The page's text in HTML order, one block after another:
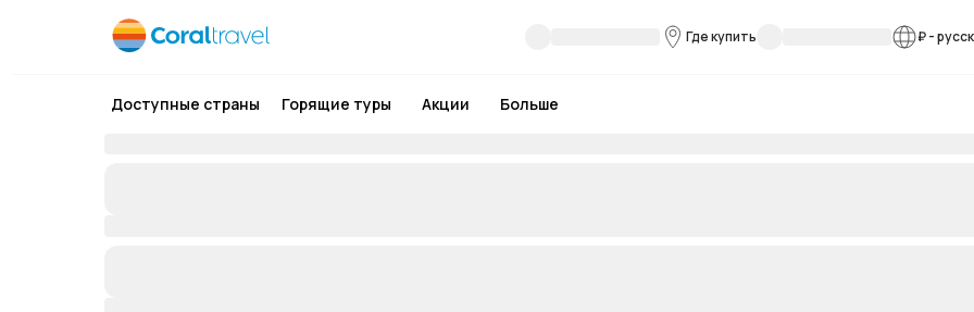
Где купить ₽-
Доступные страны Горящие туры Акции Больше